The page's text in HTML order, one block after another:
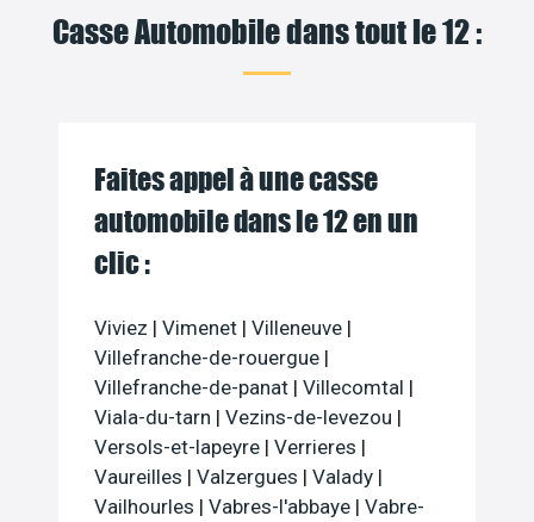
Casse Automobile dans tout le 12 :
Faites appel à une casse
automobile dans le 12 en un
clic :
Viviez | Vimenet | Villeneuve |
Villefranche-de-rouergue |
Villefranche-de-panat | Villecomtal |
Viala-du-tarn | Vezins-de-levezou |
Versols-et-lapeyre | Verrieres |
Vaureilles | Valzergues | Valady |
Vailhourles | Vabres-l'abbaye | Vabre-